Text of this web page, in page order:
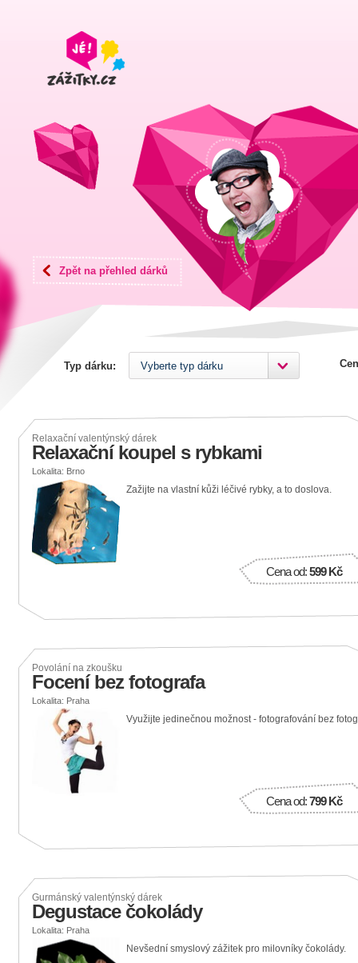
Zpět na přehled dárků
Typ dárku: Vyberte typ dárku
Relaxační valentýnský dárek
Relaxační koupel s rybkami
Lokalita: Brno
Zažijte na vlastní kůži léčivé rybky, a to doslova.
Cena od:599 Kč
Povolání na zkoušku
Focení bez fotografa
Lokalita: Praha
Využijte jedinečnou možnost - fotografování bez
Cena od:799 Kč
Gurmánský valentýnský dárek
Degustace čokolády
Lokalita: Praha
Nevšední smyslový zážitek pro milovníky čokolády.